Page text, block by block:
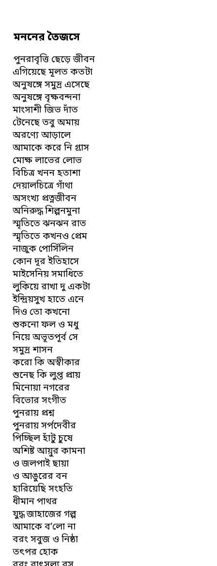
মননের তৈজসে
পুনরাবৃত্তি ছেড়ে জীবন
এগিয়েছে মূলত কতটা
অনুষঙ্গে সমুদ্র এসেছে
অনুষঙ্গে বৃক্ষবন্দনা
মাংসাশী জিভ দাঁত
টেনেছে তবু অমায়
অরণ্যে আড়ালে
আমাকে করে নি গ্রাস
মোক্ষ লাভের লোভ
বিচিত্র খনন হতাশা
দেয়ালচিত্রে গাঁথা
অসংখ্য প্রত্নজীবন
অনিরুদ্ধ শিল্পনমুনা
স্মৃতিতে ঝনঝন রাত
স্মৃতিতে কখনও প্রেম
নাজুক পোর্সিলিন
কোন দূর ইতিহাসে
মাইসেনিয় সমাধিতে
লুকিয়ে রাখা দু একটা
ইন্দ্রিয়সুখ হাতে এনে
দিও তো কখনো
শুকনো ফল ও মধু
নিয়ে অভূতপূর্ব সে
সমুদ্র শাসন
করো কি অস্বীকার
শুনেছ কি লুপ্ত প্রায়
মিনোয়া নগরের
বিভোর সংগীত
পুনরায় প্রশ্ন
পুনরায় সর্পদেবীর
পিচ্ছিল হাঁটু চুষে
অশিষ্ট আয়ুর কামনা
ও জলপাই ছায়া
ও আঙুরের বন
হারিয়েছি সংহতি
ধীমান পাথর
যুদ্ধ জাহাজের গল্প
আমাকে ব’লো না
বরং সবুজ ও নিষ্ঠা
তৎপর হোক